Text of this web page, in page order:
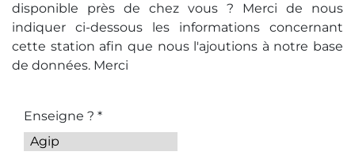
disponible près de chez vous ? Merci de nous
indiquer ci-dessous les informations concernant
cette station afin que nous l'ajoutions à notre base
de données. Merci
Enseigne ? *